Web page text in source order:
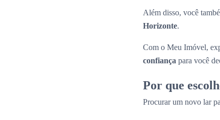
Além disso, você
Horizonte.
Com o Meu Imóvel,
confiança para você
Por que
Procurar um novo lar